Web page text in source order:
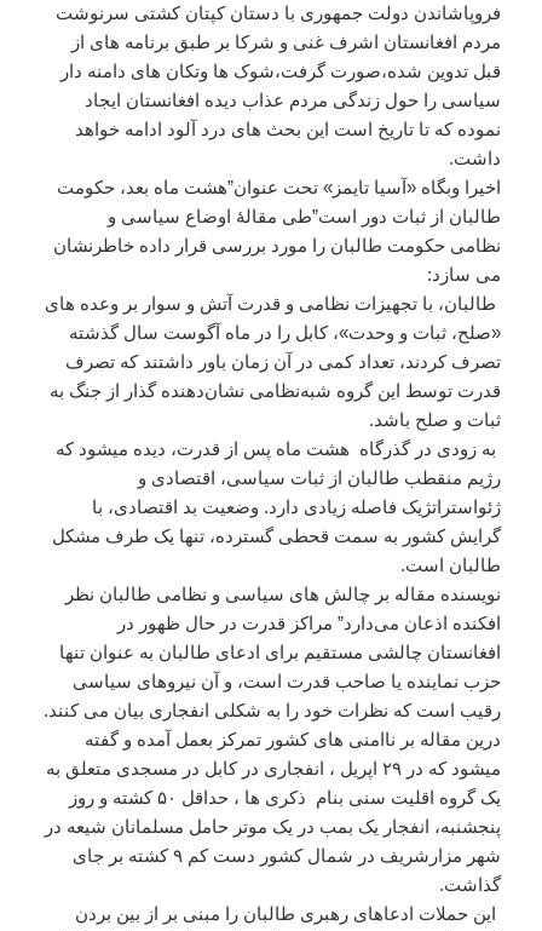
فروپاشاندن دولت جمهوری با دستان کپتان کشتی سرنوشت
مردم افغانستان اشرف غنی و شرکا بر طبق برنامه های از
قبل تدوین شده،صورت گرفت،شوک ها وتکان های دامنه دار
سیاسی را حول زندگی مردم عذاب دیده افغانستان ایجاد
نموده که تا تاریخ است این بحث های درد آلود ادامه خواهد
داشت.
اخیرا وبگاه «آسیا تایمز» تحت عنوان”هشت ماه بعد، حکومت
طالبان از ثبات دور است”طی مقالهٔ اوضاع سیاسی و
نظامی حکومت طالبان را مورد بررسی قرار داده خاطرنشان
می سازد:
طالبان، با تجهیزات نظامی و قدرت آتش و سوار بر وعده های
«صلح، ثبات و وحدت»، کابل را در ماه آگوست سال گذشته
تصرف کردند، تعداد کمی در آن زمان باور داشتند که تصرف
قدرت توسط این گروه شبه‌نظامی نشان‌دهنده گذار از جنگ به
ثبات و صلح باشد.
به زودی در گذرگاه هشت ماه پس از قدرت، دیده میشود که
رژیم منقطب طالبان از ثبات سیاسی، اقتصادی و
ژئواستراتژیک فاصله زیادی دارد. وضعیت بد اقتصادی، با
گرایش کشور به سمت قحطی گسترده، تنها یک طرف مشکل
طالبان است.
نویسنده مقاله بر چالش های سیاسی و نظامی طالبان نظر
افکنده اذعان می‌دارد” مراکز قدرت در حال ظهور در
افغانستان چالشی مستقیم برای ادعای طالبان به عنوان تنها
حزب نماینده یا صاحب قدرت است، و آن نیروهای سیاسی
رقیب است که نظرات خود را به شکلی انفجاری بیان می کنند.
درین مقاله بر ناامنی های کشور تمرکز بعمل آمده و گفته
میشود که در ۲۹ اپریل ، انفجاری در کابل در مسجدی متعلق به
یک گروه اقلیت سنی بنام ذکری ها ، حداقل ۵۰ کشته و روز
پنجشنبه، انفجار یک بمب در یک موتر حامل مسلمانان شیعه در
شهر مزارشریف در شمال کشور دست کم ۹ کشته بر جای
گذاشت.
این حملات ادعاهای رهبری طالبان را مبنی بر از بین بردن